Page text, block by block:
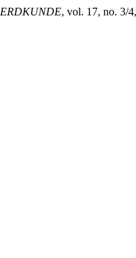
ERDKUNDE, vol. 17, no. 3/